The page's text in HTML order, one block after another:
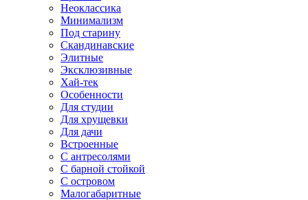
Неоклассика
Минимализм
Под старину
Скандинавские
Элитные
Эксклюзивные
Хай-тек
Особенности
Для студии
Для хрущевки
Для дачи
Встроенные
С антресолями
С барной стойкой
С островом
Малогабаритные